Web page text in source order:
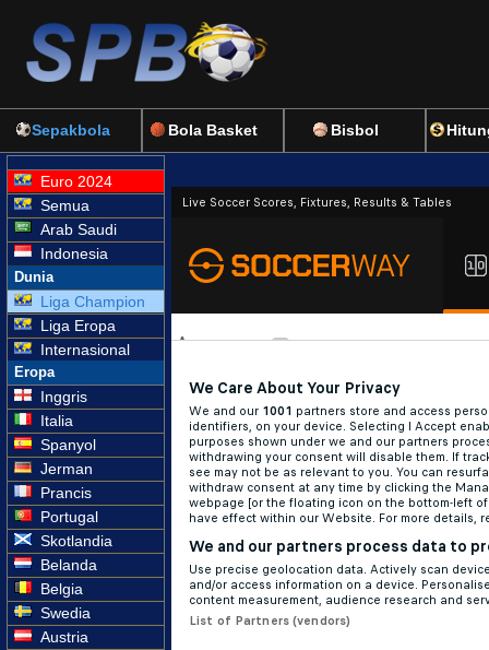
Sepakbola Bola Basket Bisbol
Euro 2024
Semua
Arab Saudi
Indonesia
Dunia
Liga Champion
Liga Eropa
Internasional
Eropa
Inggris
Italia
Spanyol
Jerman
Prancis
Portugal
Skotlandia
Belanda
Belgia
Swedia
Austria